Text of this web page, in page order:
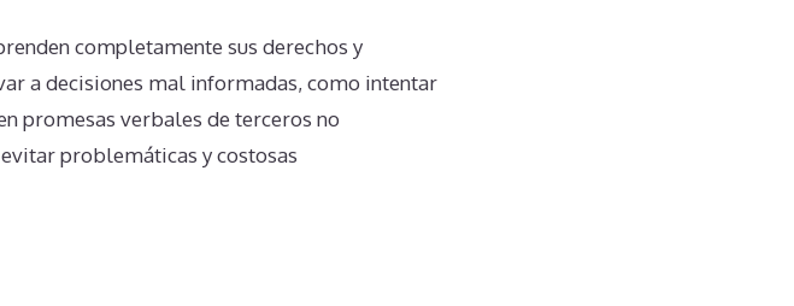
completamente sus derechos y
a decisiones mal informadas, como intentar
promesas verbales de terceros no
problemáticas y costosas